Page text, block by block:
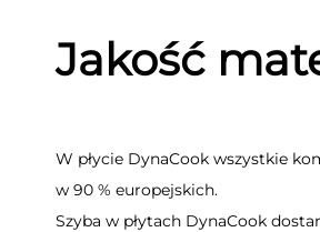
Jakość
W płycie DynaCook wszystkie
w 90 % europejskich.
Szyba w płytach DynaCook